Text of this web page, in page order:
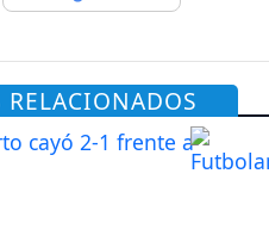
RELACIONADOS